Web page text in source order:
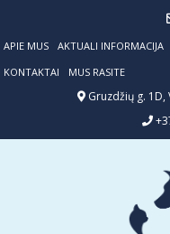
content
APIE MUS AKTUALI INFORMACIJA
KONTAKTAI
MUS RASITE
Gruzdžių g. 1D,